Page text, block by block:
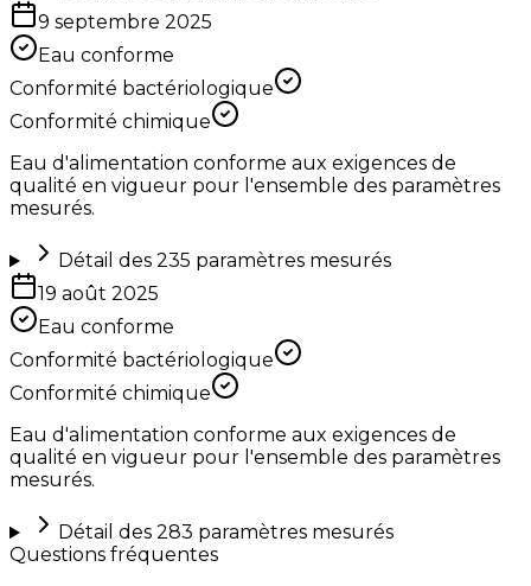
9 septembre 2025
Eau conforme
Conformité bactériologique
Conformité chimique
Eau d'alimentation conforme aux exigences de
qualité en vigueur pour l'ensemble des paramètres
mesurés.
Détail des 235 paramètres mesurés
19 août 2025
Eau conforme
Conformité bactériologique
Conformité chimique
Eau d'alimentation conforme aux exigences de
qualité en vigueur pour l'ensemble des paramètres
mesurés.
Détail des 283 paramètres mesurés
Questions fréquentes